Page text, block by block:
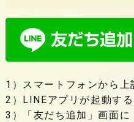
1）スマートフォンから上
2）LINEアプリが起動する
3）「友だち追加」画面